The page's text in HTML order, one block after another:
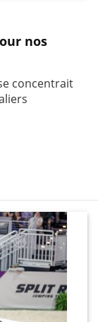
nos
concentrait